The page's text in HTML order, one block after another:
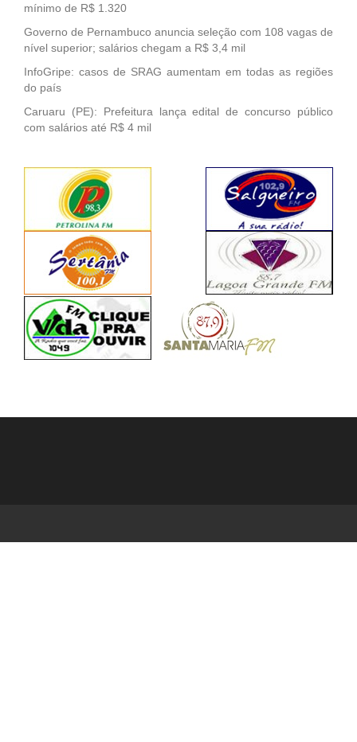
mínimo de R$ 1.320
Governo de Pernambuco anuncia seleção com 108 vagas de
nível superior; salários chegam a R$ 3,4 mil
InfoGripe: casos de SRAG aumentam em todas as regiões
do país
Caruaru (PE): Prefeitura lança edital de concurso público
com salários até R$ 4 mil